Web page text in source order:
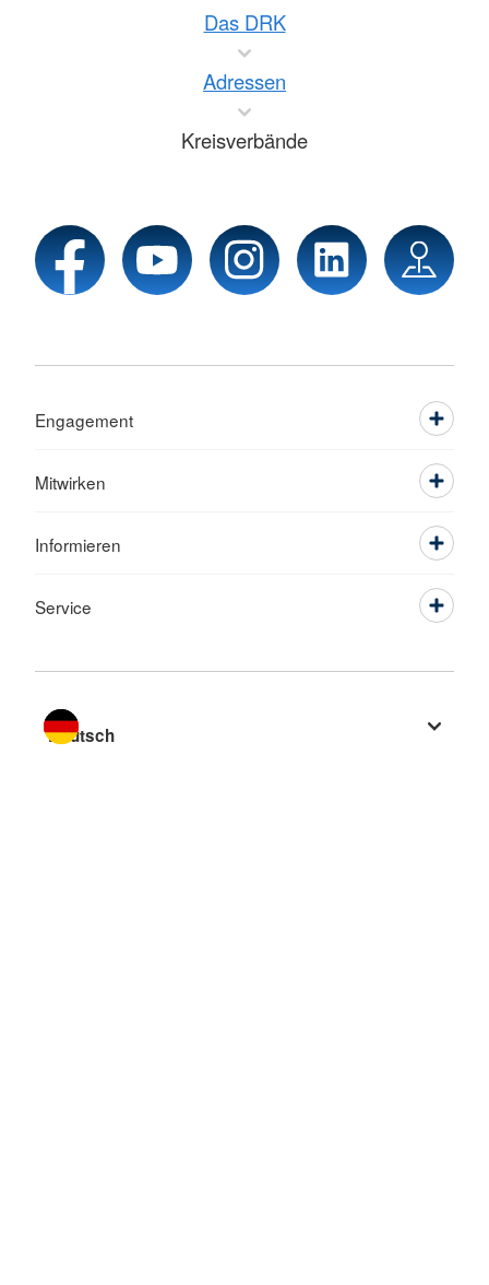
Das DRK
Adressen
Kreisverbände
Engagement
Mitwirken
Informieren
Service
Sprache wechseln zu